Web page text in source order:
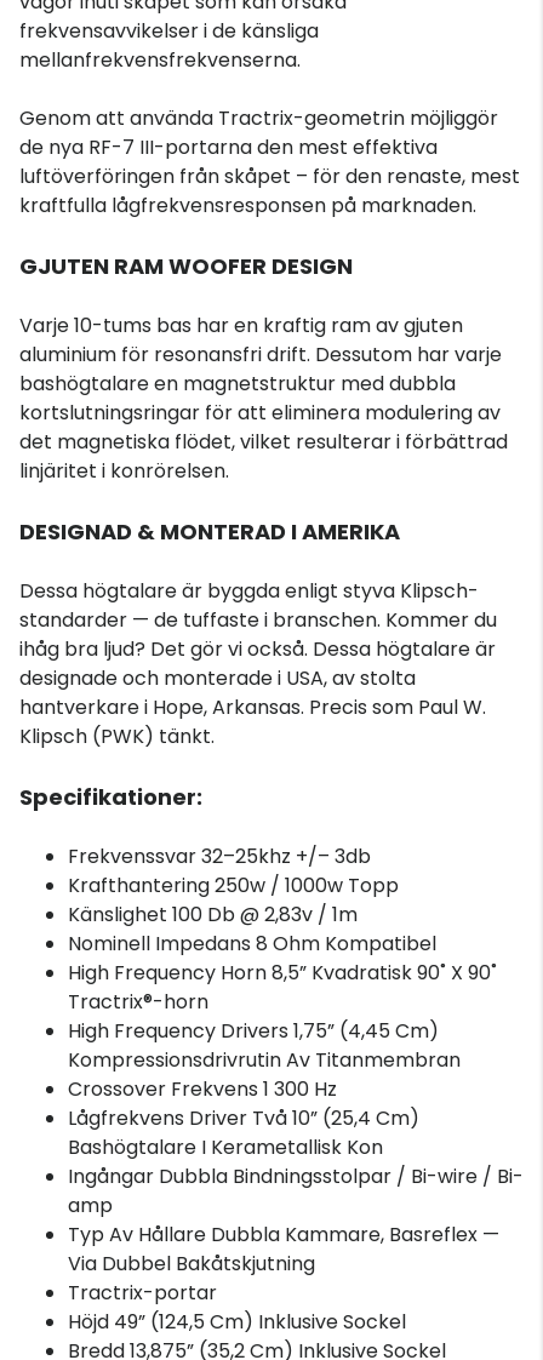
frekvensavvikelser i de känsliga
mellanfrekvensfrekvenserna.
Genom att använda Tractrix-geometrin möjliggör
de nya RF-7 III-portarna den mest effektiva
luftöverföringen från skåpet – för den renaste, mest
kraftfulla lågfrekvensresponsen på marknaden.
GJUTEN RAM WOOFER DESIGN
Varje 10-tums bas har en kraftig ram av gjuten
aluminium för resonansfri drift. Dessutom har varje
bashögtalare en magnetstruktur med dubbla
kortslutningsringar för att eliminera modulering av
det magnetiska flödet, vilket resulterar i förbättrad
linjäritet i konrörelsen.
DESIGNAD & MONTERAD I AMERIKA
Dessa högtalare är byggda enligt styva Klipsch-
standarder — de tuffaste i branschen. Kommer du
ihåg bra ljud? Det gör vi också. Dessa högtalare är
designade och monterade i USA, av stolta
hantverkare i Hope, Arkansas. Precis som Paul W.
Klipsch (PWK) tänkt.
Specifikationer:
Frekvenssvar 32–25khz +/– 3db
Krafthantering 250w / 1000w Topp
Känslighet 100 Db @ 2,83v / 1m
Nominell Impedans 8 Ohm Kompatibel
High Frequency Horn 8,5” Kvadratisk 90˚ X 90˚
Tractrix®-horn
High Frequency Drivers 1,75” (4,45 Cm)
Kompressionsdrivrutin Av Titanmembran
Crossover Frekvens 1 300 Hz
Lågfrekvens Driver Två 10” (25,4 Cm)
Bashögtalare I Kerametallisk Kon
Ingångar Dubbla Bindningsstolpar / Bi-wire / Bi-
amp
Typ Av Hållare Dubbla Kammare, Basreflex —
Via Dubbel Bakåtskjutning
Tractrix-portar
Höjd 49” (124,5 Cm) Inklusive Sockel
Bredd 13,875” (35,2 Cm) Inklusive Sockel